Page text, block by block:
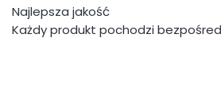
Najlepsza jakość
Każdy produkt pochodzi